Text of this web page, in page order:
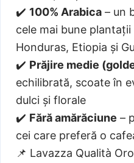
✔️ 100% Arabica – un
cele mai bune plantații
Honduras, Etiopia și
✔️ Prăjire medie
echilibrată, scoate în
dulci și florale
✔️ Fără amărăciune –
cei care preferă o
📌 Lavazza Qualità